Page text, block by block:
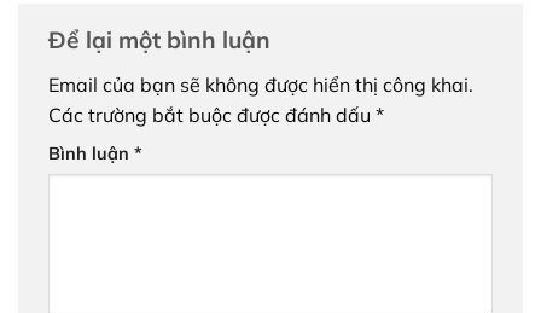
Để lại một bình luận
Email của bạn sẽ không được hiển thị công khai.
Các trường bắt buộc được đánh dấu *
Bình luận *